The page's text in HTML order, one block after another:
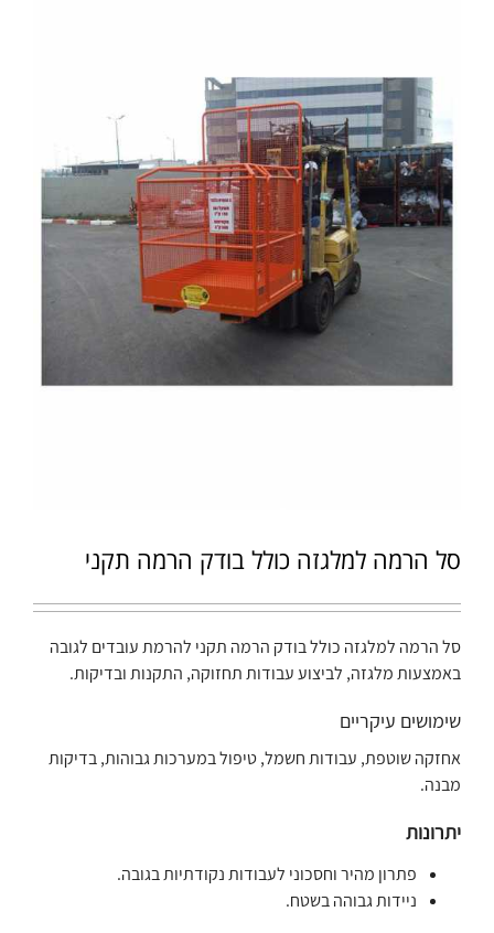
סל הרמה למלגזה כולל בודק הרמה תקני
סל הרמה למלגזה כולל בודק הרמה תקני להרמת עובדים לגובה
באמצעות מלגזה, לביצוע עבודות תחזוקה, התקנות ובדיקות.
שימושים עיקריים
אחזקה שוטפת, עבודות חשמל, טיפול במערכות גבוהות, בדיקות
מבנה.
יתרונות
פתרון מהיר וחסכוני לעבודות נקודתיות בגובה.
ניידות גבוהה בשטח.